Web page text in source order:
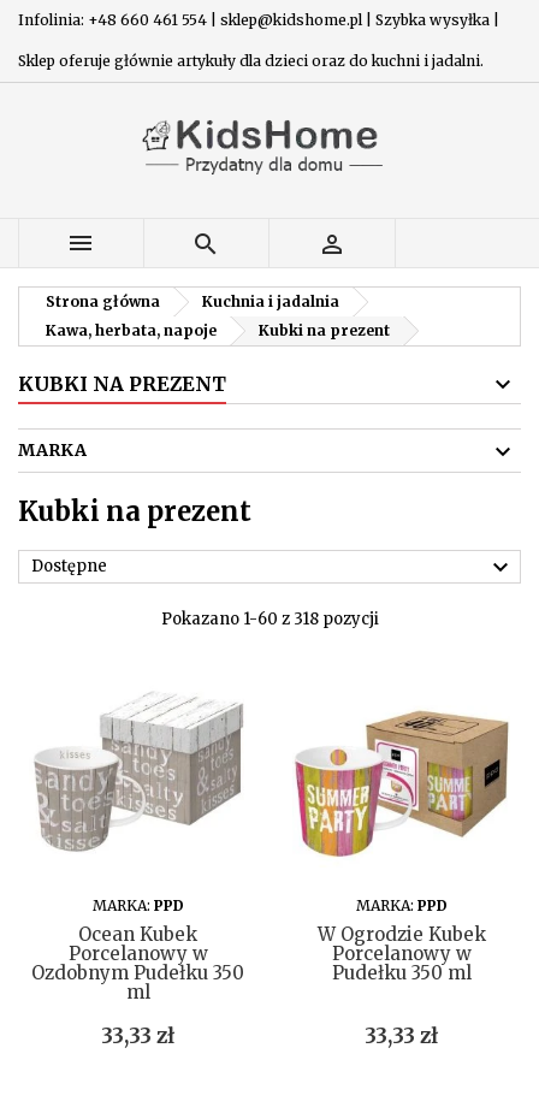
Infolinia: +48 660 461 554 | sklep@kidshome.pl | Szybka wysyłka |
Sklep oferuje głównie artykuły dla dzieci oraz do kuchni i jadalni.
  
Strona główna
Kuchnia i jadalnia
Kawa, herbata, napoje
Kubki na prezent
KUBKI NA PREZENT
MARKA 
Kubki na prezent
Dostępne 
Pokazano 1-60 z 318 pozycji
DO KOSZYKA
MARKA: PPD
Ocean Kubek
Porcelanowy w
Ozdobnym Pudełku 350
ml
Cena
33,33 zł
DO KOSZYKA
MARKA: PPD
W Ogrodzie Kubek
Porcelanowy w
Pudełku 350 ml
Cena
33,33 zł